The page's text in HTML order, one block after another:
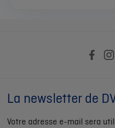
La newsletter de
Votre adresse e-mail sera